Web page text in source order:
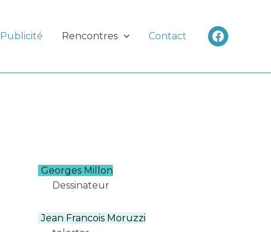
Publicité Rencontres Contact
Georges Millon
Dessinateur
Jean Francois Moruzzi